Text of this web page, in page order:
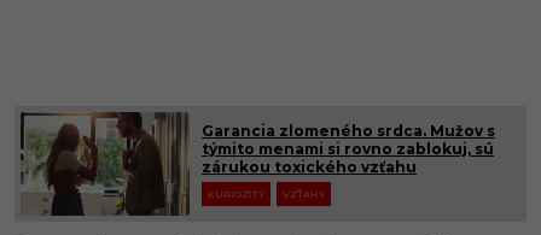
Garancia zlomeného srdca. Mužov s
týmito menami si rovno zablokuj, sú
zárukou toxického vzťahu
KURIOZITY VZŤAHY